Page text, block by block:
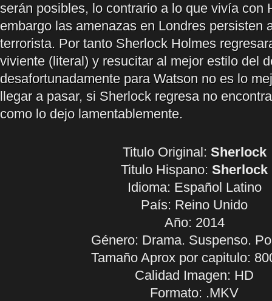
serán posibles, lo contrario a lo que vivía con
embargo las amenazas en Londres persisten
terrorista. Por tanto Sherlock Holmes
viviente (literal) y resucitar al mejor estilo del
desafortunadamente para Watson no es lo
llegar a pasar, si Sherlock regresa no
como lo dejo lamentablemente.
Titulo Original: Sherlock
Titulo Hispano: Sherlock
Idioma: Español Latino
País: Reino Unido
Año: 2014
Género: Drama. Suspenso.
Tamaño Aprox por capitulo:
Calidad Imagen: HD
Formato: .MKV